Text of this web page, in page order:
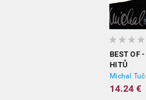
BEST OF
HITŮ
Michal
14.24 €